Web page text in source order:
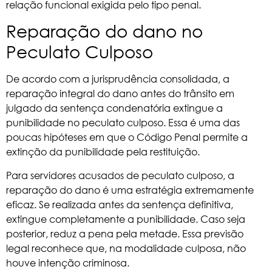
relação funcional exigida pelo tipo penal.
Reparação do dano no
Peculato Culposo
De acordo com a jurisprudência consolidada, a
reparação integral do dano antes do trânsito em
julgado da sentença condenatória extingue a
punibilidade no peculato culposo. Essa é uma das
poucas hipóteses em que o Código Penal permite a
extinção da punibilidade pela restituição.
Para servidores acusados de peculato culposo, a
reparação do dano é uma estratégia extremamente
eficaz. Se realizada antes da sentença definitiva,
extingue completamente a punibilidade. Caso seja
posterior, reduz a pena pela metade. Essa previsão
legal reconhece que, na modalidade culposa, não
houve intenção criminosa.